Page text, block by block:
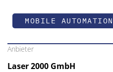
MOBILE AUTOMATION
Anbieter
Laser 2000 GmbH